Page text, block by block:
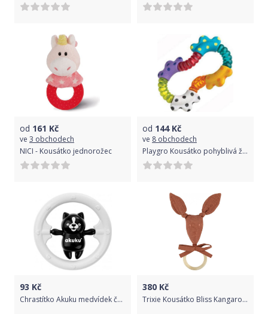
od 161 Kč
ve 3 obchodech
NICI - Kousátko jednorožec
od 144Kč
ve 8 obchodech
Playgro Kousátko pohyblivá žížala
93 Kč
Chrastítko Akuku medvídek černobílý, Bílá
380 Kč
Trixie Kousátko Bliss Kangaroo Rust 2021